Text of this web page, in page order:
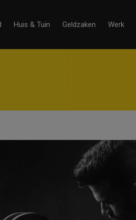
Huis & Tuin Geldzaken Werk